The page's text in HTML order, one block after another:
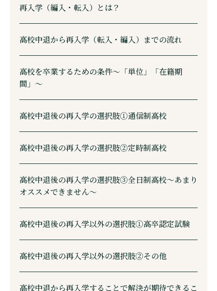
再入学（編入・転入）とは？
高校中退から再入学（転入・編入）までの流れ
高校を卒業するための条件〜「単位」「在籍期
間」〜
高校中退後の再入学の選択肢①通信制高校
高校中退後の再入学の選択肢②定時制高校
高校中退後の再入学の選択肢③全日制高校〜あまり
オススメできません〜
高校中退後の再入学以外の選択肢①高卒認定試験
高校中退後の再入学以外の選択肢②その他
高校中退から再入学することで解決が期待できるこ